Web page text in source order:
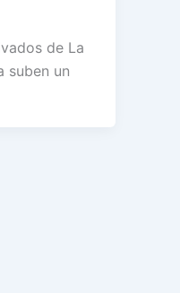
de La
suben un